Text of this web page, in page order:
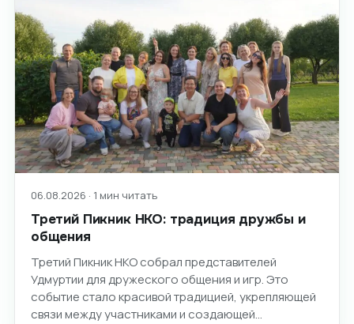
06.08.2026 · 1 мин читать
Третий Пикник НКО: традиция дружбы и
общения
Третий Пикник НКО собрал представителей
Удмуртии для дружеского общения и игр. Это
событие стало красивой традицией, укрепляющей
связи между участниками и создающей…